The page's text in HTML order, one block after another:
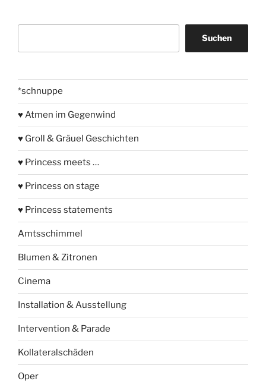
Suchen
*schnuppe
♥ Atmen im Gegenwind
♥ Groll & Gräuel Geschichten
♥ Princess meets …
♥ Princess on stage
♥ Princess statements
Amtsschimmel
Blumen & Zitronen
Cinema
Installation & Ausstellung
Intervention & Parade
Kollateralschäden
Oper